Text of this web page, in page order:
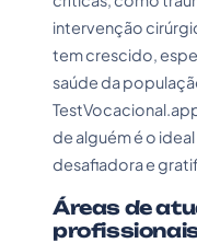
intervenção
tem crescido,
saúde da
de alguém é o
desafiadora e
Áreas de